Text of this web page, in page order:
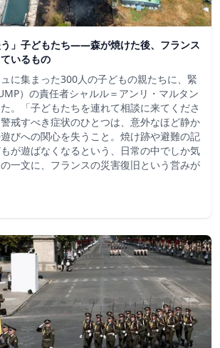
う」子どもたち——森が焼けた後、フランス
いるもの
に集まった300人の子どもの親たちに、緊
）の責任者シャルル＝アンリ・マルタン
。「子どもたちを連れて相談に来てくださ
戒すべき症状のひとつは、意外なほど静か
びへの関心を失うこと。焼け跡や避難の記
が遊ばなくなるという、日常の中でしか気
一文に、フランスの災害復旧という営みが